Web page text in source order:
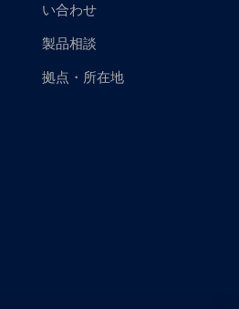
い合わせ
製品相談
拠点・所在地